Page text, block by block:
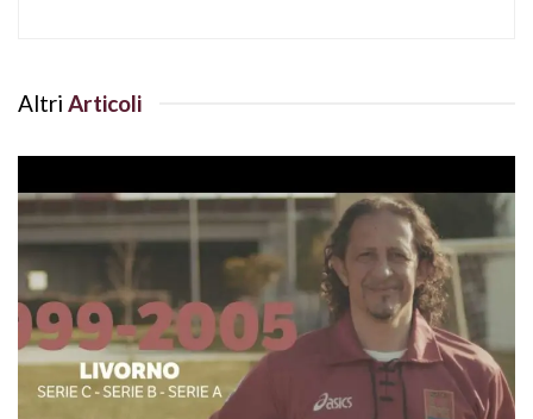
Altri Articoli